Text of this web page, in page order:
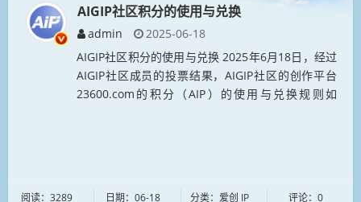
AIGIP社区积分的使用与兑换
admin
2025-06-18
AIGIP社区积分的使用与兑换 2025年6月18日，经过
AIGIP社区成员的投票结果，AIGIP社区的创作平台
23600.com的积分（AIP）的使用与兑换规则如
阅读：3289 日期：06-18 分类：爱创 IP 评论：0